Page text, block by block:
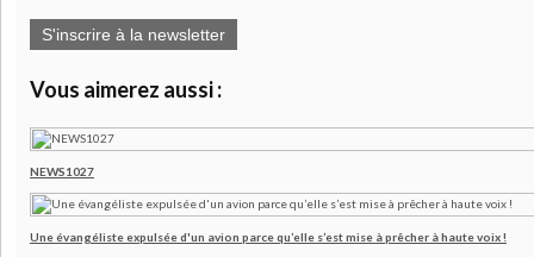
S'inscrire à la newsletter
Vous aimerez aussi :
NEWS1027
Une évangéliste expulsée d'un avion parce qu’elle s’est mise à prêcher à haute voix !